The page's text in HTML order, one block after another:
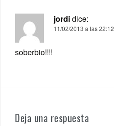
jordidice:
11/02/2013 a las 22:12
soberbio!!!!
Deja una respuesta